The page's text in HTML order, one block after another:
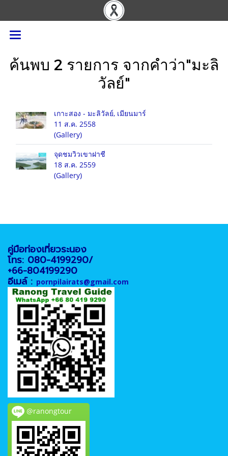
ค้นพบ 2 รายการ จากคำว่า"มะลิ
วัลย์"
เกาะสอง - มะลิวัลย์, เมียนมาร์
11 ส.ค. 2558
(Gallery)
จุดชมวิวเขาฝาชี
18 ส.ค. 2559
(Gallery)
คู่มือท่องเที่ยวระนอง
โทร: 080-4199290/
+66-804199290
อีเมล์ : pornpilairats@gmail.com
@ranongtour